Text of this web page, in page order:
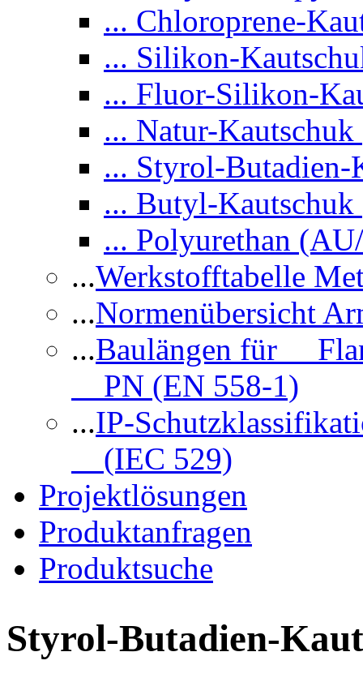
... Chloroprene-
... Silikon-
... Fluor-Silikon-
... Natur-
... Styrol-
... Butyl-
... Polyurethan
...Werkstofftabelle
...Normenübersicht
...Baulängen für
PN (EN 558-1)
...IP-
(IEC 529)
Projektlösungen
Produktanfragen
Produktsuche
Styrol-Butadien-